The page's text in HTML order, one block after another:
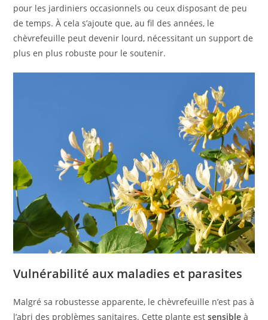
pour les jardiniers occasionnels ou ceux disposant de peu
de temps. À cela s’ajoute que, au fil des années, le
chèvrefeuille peut devenir lourd, nécessitant un support de
plus en plus robuste pour le soutenir.
Vulnérabilité aux maladies et parasites
Malgré sa robustesse apparente, le chèvrefeuille n’est pas à
l’abri des problèmes sanitaires. Cette plante estsensible à